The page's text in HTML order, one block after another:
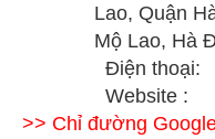
Lao, Quận
Mộ Lao, Hà
Điện thoại:
Website :
>> Chỉ đường